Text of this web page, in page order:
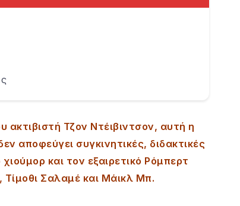
Τζον Ντέιβιντσον, αυτή η
αποφεύγει συγκινητικές, διδακτικές
και τον εξαιρετικό Ρόμπερτ
Σαλαμέ και Μάικλ Μπ.